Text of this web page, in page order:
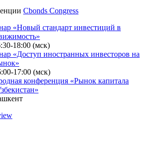
облигаций
Cbonds Congress
«Новый стандарт инвестиций в
18:00 (мск)
«Доступ иностранных инвесторов на
конференция «Рынок капитала